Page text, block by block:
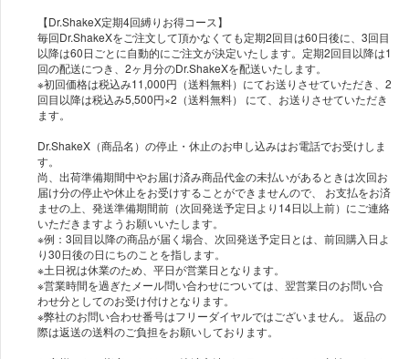
【Dr.ShakeX定期4回縛りお得コース】
毎回Dr.ShakeXをご注文して頂かなくても定期2回目は60日後に、3回目
以降は60日ごとに自動的にご注文が決定いたします。定期2回目以降は1
回の配送につき、2ヶ月分のDr.ShakeXを配送いたします。
※初回価格は税込み11,000円（送料無料）にてお送りさせていただき、2
回目以降は税込み5,500円×2（送料無料） にて、お送りさせていただき
ます。
Dr.ShakeX（商品名）の停止・休止のお申し込みはお電話でお受けしま
す。
尚、出荷準備期間中やお届け済み商品代金の未払いがあるときは次回お
届け分の停止や休止をお受けすることができませんので、 お支払をお済
ませの上、発送準備期間前（次回発送予定日より14日以上前）にご連絡
いただきますようお願いいたします。
※例：3回目以降の商品が届く場合、次回発送予定日とは、前回購入日よ
り30日後の日にちのことを指します。
※土日祝は休業のため、平日が営業日となります。
※営業時間を過ぎたメール問い合わせについては、翌営業日のお問い合
わせ分としてのお受け付けとなります。
※弊社のお問い合わせ番号はフリーダイヤルではございません。 返品の
際は返送の送料のご負担をお願いしております。